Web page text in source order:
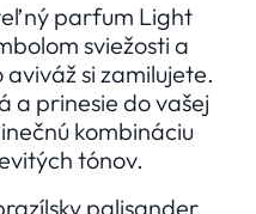
parfum Light
sviežosti a
si zamilujete.
a prinesie do vašej
kombináciu
tónov.
palisander,